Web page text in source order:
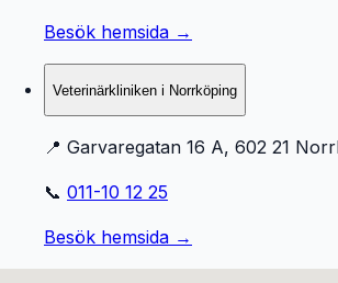
Besök hemsida →
Veterinärkliniken i Norrköping
📍 Garvaregatan 16 A, 602 21
📞 011-10 12 25
Besök hemsida →